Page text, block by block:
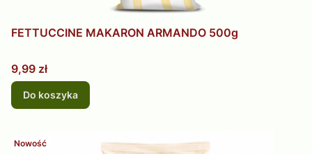
FETTUCCINE MAKARON ARMANDO 500g
Cena
9,99 zł
Do koszyka
Nowość